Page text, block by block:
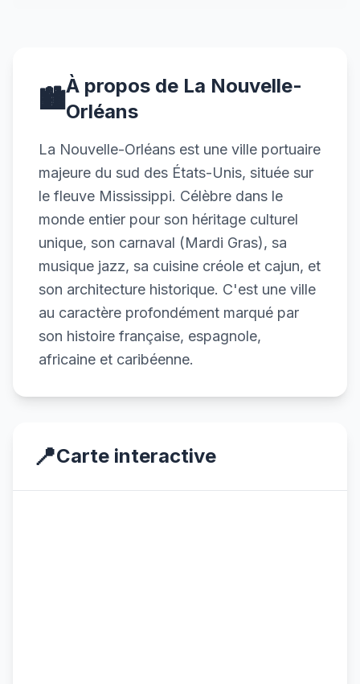
🏙️À propos de La Nouvelle-
Orléans
La Nouvelle-Orléans est une ville portuaire
majeure du sud des États-Unis, située sur
le fleuve Mississippi. Célèbre dans le
monde entier pour son héritage culturel
unique, son carnaval (Mardi Gras), sa
musique jazz, sa cuisine créole et cajun, et
son architecture historique. C'est une ville
au caractère profondément marqué par
son histoire française, espagnole,
africaine et caribéenne.
📍Carte interactive